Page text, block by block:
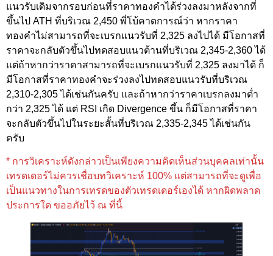
แนวรับเดิมจากรอบก่อนที่ราคาทองคำได้ร่วงลงมาหลังจากที่
ขึ้นไป ATH ที่บริเวณ 2,450 พี่โบ้คาดการณ์ว่า หากราคา
ทองคำไม่สามารถที่จะเบรกแนวรับที่ 2,325 ลงไปได้ มีโอกาสที่
ราคาจะกลับตัวขึ้นไปทดสอบแนวต้านที่บริเวณ 2,345-2,360 ได้
แต่ถ้าหากว่าราคาสามารถที่จะเบรกแนวรับที่ 2,325 ลงมาได้ ก็
มีโอกาสที่ราคาทองคำจะร่วงลงไปทดสอบแนวรับที่บริเวณ
2,310-2,305 ได้เช่นกันครับ และถ้าหากว่าราคาเบรกลงมาต่ำ
กว่า 2,325 ได้ แต่ RSI เกิด Divergence ขึ้น ก็มีโอกาสที่ราคา
จะกลับตัวขึ้นไปในระยะสั้นที่บริเวณ 2,335-2,345 ได้เช่นกัน
ครับ
* การวิเคราะห์ดังกล่าวเป็นเพียงความคิดเห็นส่วนบุคคลเท่านั้น
เทรดเดอร์ไม่ควรเชื่อบทวิเคราะห์ 100% แต่สามารถที่จะดูเพื่อ
เป็นแนวทางในการเทรดของตัวเทรดเดอร์เองได้ หากผิดพลาด
ประการใด ขออภัยไว้ ณ ที่นี้